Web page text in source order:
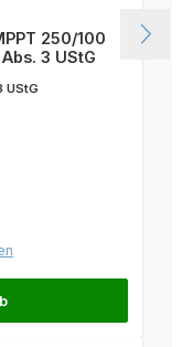
250/100
3 UStG
UStG